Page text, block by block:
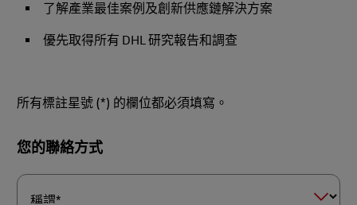
了解產業最佳案例及創新供應鏈解決方案
優先取得所有 DHL 研究報告和調查
所有標註星號 (*) 的欄位都必須填寫。
您的聯絡方式